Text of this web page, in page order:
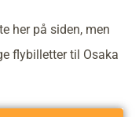
her på siden, men
flybilletter til Osaka